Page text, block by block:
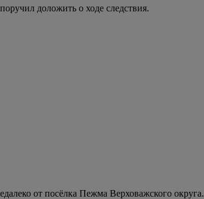
доложить о ходе следствия.
от посёлка Пежма Верховажского округа.